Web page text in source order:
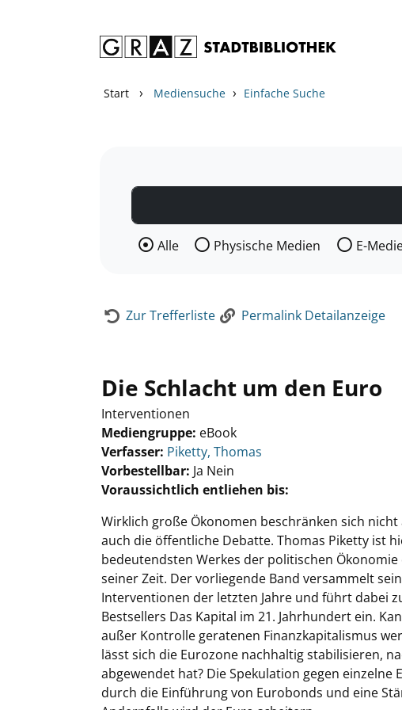
Start › Mediensuche › Einfache Suche
Wählen Sie die Medienart nach der Sie
Alle Physische Medien E-
Zur Trefferliste Permalink Detailanzeige
Die Schlacht um den Euro
Interventionen
Mediengruppe: eBook
Verfasser: Suche nach diesem Verfasser
Piketty, Thomas
Vorbestellbar: Ja Nein
Voraussichtlich entliehen bis:
Wirklich große Ökonomen beschränken sich
auch die öffentliche Debatte. Thomas Piketty ist
bedeutendsten Werkes der politischen
seiner Zeit. Der vorliegende Band versammelt
Interventionen der letzten Jahre und führt dabei
Bestsellers Das Kapital im 21. Jahrhundert ein.
außer Kontrolle geratenen Finanzkapitalismus
lässt sich die Eurozone nachhaltig stabilisieren,
abgewendet hat? Die Spekulation gegen
durch die Einführung von Eurobonds und eine